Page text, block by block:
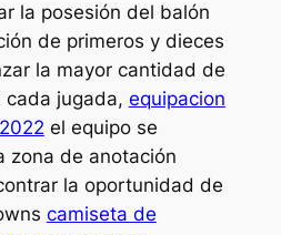
la posesión del balón
de primeros y dieces
la mayor cantidad de
cada jugada, equipacion
el equipo se
zona de anotación
la oportunidad de
camiseta de